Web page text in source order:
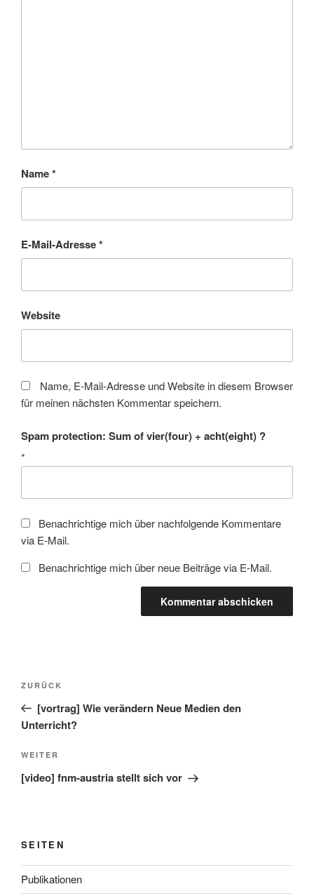
Name*
E-Mail-Adresse*
Website
Name, E-Mail-Adresse und Website in diesem Browser
für meinen nächsten Kommentar speichern.
Spam protection: Sum of vier(four) + acht(eight) ?
*
Benachrichtige mich über nachfolgende Kommentare
via E-Mail.
Benachrichtige mich über neue Beiträge via E-Mail.
Beitragsnavigation
Vorheriger
Beitrag
ZURÜCK
[vortrag] Wie verändern Neue Medien den
Unterricht?
Nächster
Beitrag
WEITER
[video] fnm-austria stellt sich vor
SEITEN
Publikationen